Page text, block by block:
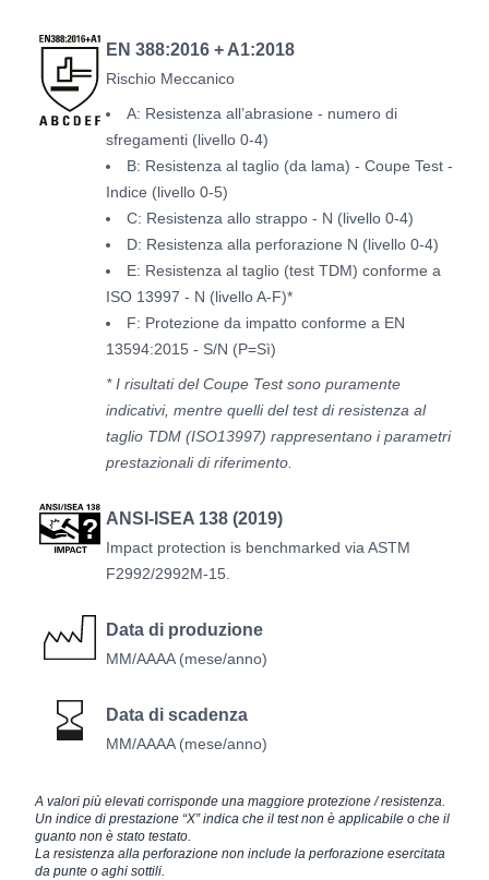
EN 388:2016 + A1:2018
Rischio Meccanico
A: Resistenza all’abrasione - numero di
sfregamenti (livello 0-4)
B: Resistenza al taglio (da lama) - Coupe Test -
Indice (livello 0-5)
C: Resistenza allo strappo - N (livello 0-4)
D: Resistenza alla perforazione N (livello 0-4)
E: Resistenza al taglio (test TDM) conforme a
ISO 13997 - N (livello A-F)*
F: Protezione da impatto conforme a EN
13594:2015 - S/N (P=Sì)
* I risultati del Coupe Test sono puramente
indicativi, mentre quelli del test di resistenza al
taglio TDM (ISO13997) rappresentano i parametri
prestazionali di riferimento.
ANSI-ISEA 138 (2019)
Impact protection is benchmarked via ASTM
F2992/2992M-15.
Data di produzione
MM/AAAA (mese/anno)
Data di scadenza
MM/AAAA (mese/anno)
A valori più elevati corrisponde una maggiore protezione / resistenza.
Un indice di prestazione “X” indica che il test non è applicabile o che il
guanto non è stato testato.
La resistenza alla perforazione non include la perforazione esercitata
da punte o aghi sottili.